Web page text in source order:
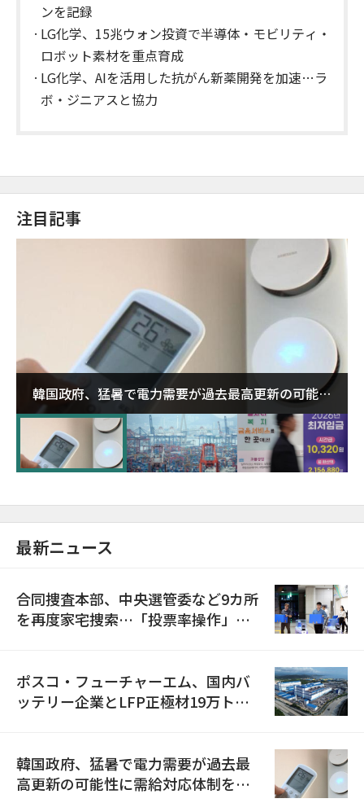
ンを記録
LG化学、15兆ウォン投資で半導体・モビリティ・
ロボット素材を重点育成
LG化学、AIを活用した抗がん新薬開発を加速…ラ
ボ・ジニアスと協力
注目記事
韓国政府、猛暑で電力需要が過去最高更新の可能性
に需給対応体制を点検
最新ニュース
合同捜査本部、中央選管委など9カ所
を再度家宅捜索…「投票率操作」の
ポスコ・フューチャーエム、国内バ
ッテリー企業とLFP正極材19万トン
韓国政府、猛暑で電力需要が過去最
高更新の可能性に需給対応体制を点